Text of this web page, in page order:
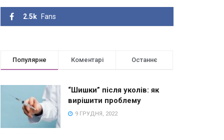
2.5k Fans
Популярне Коментарі Останнє
“Шишки” після уколів: як
вирішити проблему
9 ГРУДНЯ, 2022